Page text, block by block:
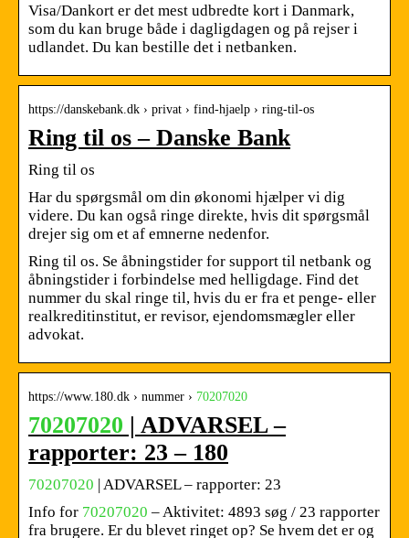
Visa/Dankort er det mest udbredte kort i Danmark,
som du kan bruge både i dagligdagen og på rejser i
udlandet. Du kan bestille det i netbanken.
https://danskebank.dk › privat › find-hjaelp › ring-til-os
Ring til os – Danske Bank
Ring til os
Har du spørgsmål om din økonomi hjælper vi dig
videre. Du kan også ringe direkte, hvis dit spørgsmål
drejer sig om et af emnerne nedenfor.
Ring til os. Se åbningstider for support til netbank og
åbningstider i forbindelse med helligdage. Find det
nummer du skal ringe til, hvis du er fra et penge- eller
realkreditinstitut, er revisor, ejendomsmægler eller
advokat.
https://www.180.dk › nummer › 70207020
70207020 | ADVARSEL –
rapporter: 23 – 180
70207020 | ADVARSEL – rapporter: 23
Info for 70207020 – Aktivitet: 4893 søg / 23 rapporter
fra brugere. Er du blevet ringet op? Se hvem det er og